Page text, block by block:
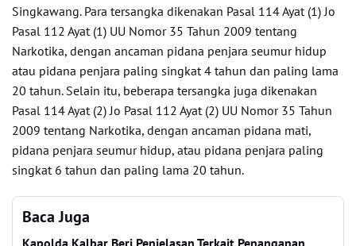
Singkawang. Para tersangka dikenakan Pasal 114 Ayat (1) Jo
Pasal 112 Ayat (1) UU Nomor 35 Tahun 2009 tentang
Narkotika, dengan ancaman pidana penjara seumur hidup
atau pidana penjara paling singkat 4 tahun dan paling lama
20 tahun. Selain itu, beberapa tersangka juga dikenakan
Pasal 114 Ayat (2) Jo Pasal 112 Ayat (2) UU Nomor 35 Tahun
2009 tentang Narkotika, dengan ancaman pidana mati,
pidana penjara seumur hidup, atau pidana penjara paling
singkat 6 tahun dan paling lama 20 tahun.
Baca Juga
Kapolda Kalbar Beri Penjelasan Terkait Penanganan